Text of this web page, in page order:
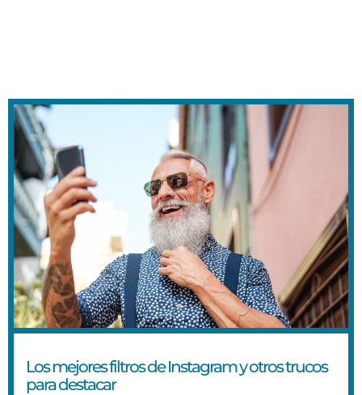
Los mejores filtros de Instagram y otros trucos
para destacar